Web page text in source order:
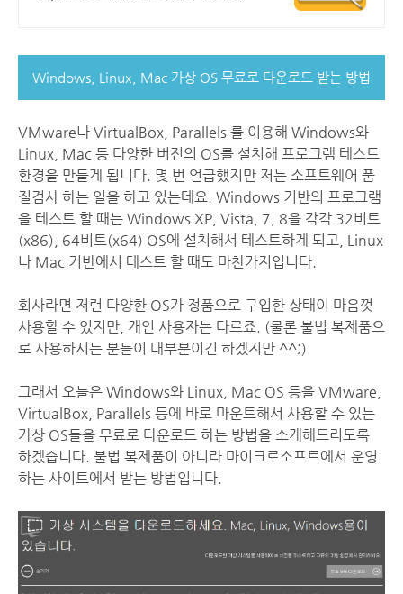
Windows, Linux, Mac 가상 OS 무료로 다운로드 받는 방법
VMware나 VirtualBox, Parallels 를 이용해 Windows와
Linux, Mac 등 다양한 버전의 OS를 설치해 프로그램 테스트
환경을 만들게 됩니다. 몇 번 언급했지만 저는 소프트웨어 품
질검사 하는 일을 하고 있는데요. Windows 기반의 프로그램
을 테스트 할 때는 Windows XP, Vista, 7, 8을 각각 32비트
(x86), 64비트(x64) OS에 설치해서 테스트하게 되고, Linux
나 Mac 기반에서 테스트 할 때도 마찬가지입니다.
회사라면 저런 다양한 OS가 정품으로 구입한 상태이 마음껏
사용할 수 있지만, 개인 사용자는 다르죠. (물론 불법 복제품으
로 사용하시는 분들이 대부분이긴 하겠지만 ^^;)
그래서 오늘은 Windows와 Linux, Mac OS 등을 VMware,
VirtualBox, Parallels 등에 바로 마운트해서 사용할 수 있는
가상 OS들을 무료로 다운로드 하는 방법을 소개해드리도록
하겠습니다. 불법 복제품이 아니라 마이크로소프트에서 운영
하는 사이트에서 받는 방법입니다.